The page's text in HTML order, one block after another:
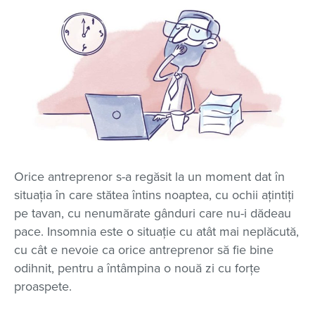
Orice antreprenor s-a regăsit la un moment dat în
situația în care stătea întins noaptea, cu ochii ațintiți
pe tavan, cu nenumărate gânduri care nu-i dădeau
pace. Insomnia este o situație cu atât mai neplăcută,
cu cât e nevoie ca orice antreprenor să fie bine
odihnit, pentru a întâmpina o nouă zi cu forțe
proaspete.